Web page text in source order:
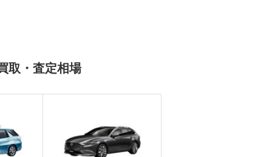
取・査定相場